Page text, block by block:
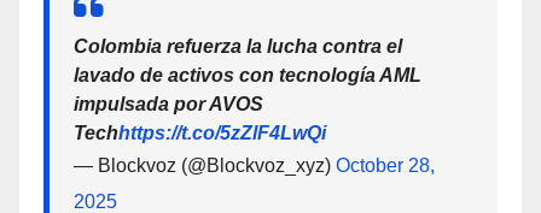
Colombia refuerza la lucha contra el
lavado de activos con tecnología AML
impulsada por AVOS
Techhttps://t.co/5zZlF4LwQi
— Blockvoz (@Blockvoz_xyz) October 28,
2025